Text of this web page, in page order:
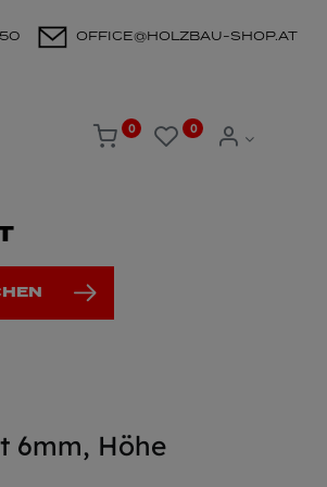
OFFICE@HOLZBAU-SHOP.AT
0 0
6mm, Höhe